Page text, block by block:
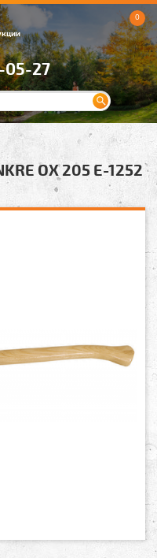
05-27
0
OX 205 E-1252